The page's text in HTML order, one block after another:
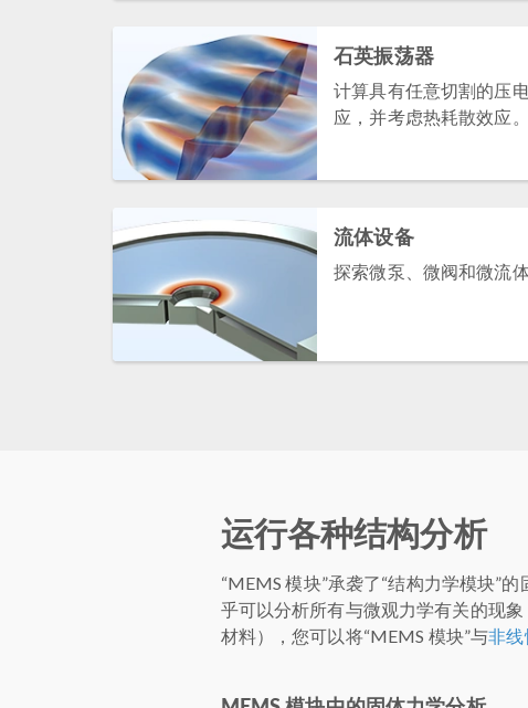
石英振荡器
计算具有任意切割的压
应，并考虑热耗散效应。
流体设备
探索微泵、微阀和微流
运行各种结构分析
“MEMS 模块”承袭了“结构力学模块”
乎可以分析所有与微观力学有关的现
材料），您可以将“MEMS 模块”与非线